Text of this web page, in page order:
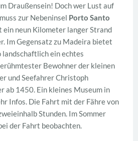
Draußensein! Doch wer Lust auf
zur Nebeninsel Porto Santo
neun Kilometer langer Strand
Im Gegensatz zu Madeira bietet
landschaftlich ein echtes
Bewohner der kleinen
und Seefahrer Christoph
ab 1450. Ein kleines Museum in
Infos. Die Fahrt mit der Fähre von
Stunden. Im Sommer
der Fahrt beobachten.